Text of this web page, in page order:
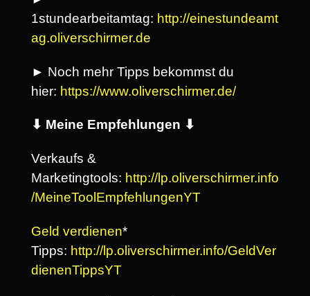
1stundearbeitamtag: http://einestundeamt
ag.oliverschirmer.de
► Noch mehr Tipps bekommst du
hier: https://www.oliverschirmer.de/
⬇ Meine Empfehlungen ⬇
Verkaufs &
Marketingtools: http://lp.oliverschirmer.info
/MeineToolEmpfehlungenYT
Geld verdienen*
Tipps: http://lp.oliverschirmer.info/GeldVer
dienenTippsYT